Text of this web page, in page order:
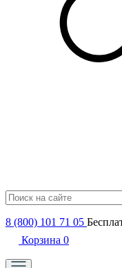
8 (800) 101 71 05
Корзина 0